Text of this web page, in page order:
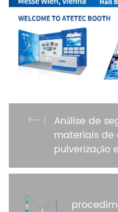
Análise de
materiais de
pulverização